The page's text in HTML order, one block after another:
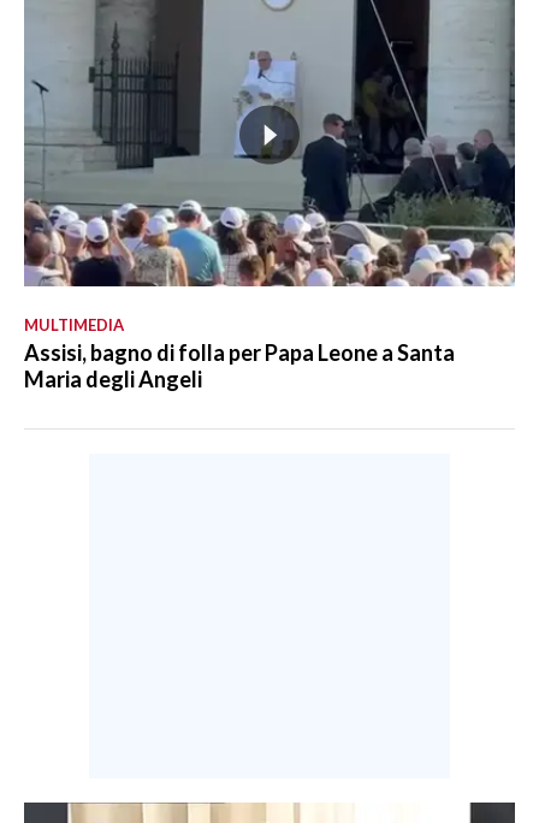
MULTIMEDIA
Assisi, bagno di folla per Papa Leone a Santa
Maria degli Angeli